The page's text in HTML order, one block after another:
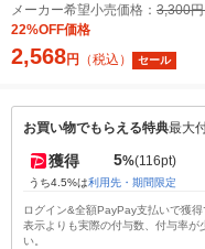
メーカー希望小売価格： 3,300
22%OFF価格
2,568円 （税込） セール
お買い物でもらえる特典最大
獲得 5%(116pt)
うち4.5%は利用先・期間限定
ログイン&全額PayPay支払いで獲
表示よりも実際の付与数、付与率が
い。